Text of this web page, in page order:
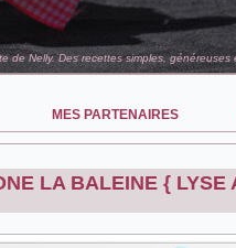
de Nelly. Des recettes simples,
MES PARTENAIRES
LA BALEINE { LYSE